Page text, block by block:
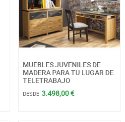
MUEBLES JUVENILES DE
MADERA PARA TU LUGAR DE
TELETRABAJO
DESDE 3.498,00 €